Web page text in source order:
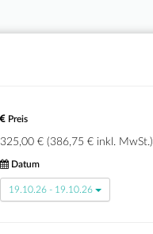
Preis
325,00 € (386,75 € inkl. MwSt.)
Datum
19.10.26 - 19.10.26